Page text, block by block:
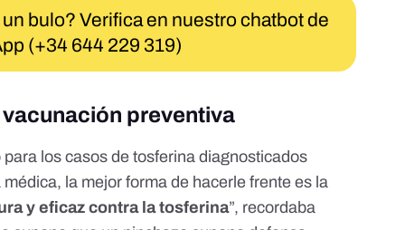
bulo? Verifica en nuestro chatbot de
(+34 644 229 319)
preventiva
los casos de tosferina diagnosticados
la mejor forma de hacerle frente es la
y eficaz contra la tosferina”, recordaba